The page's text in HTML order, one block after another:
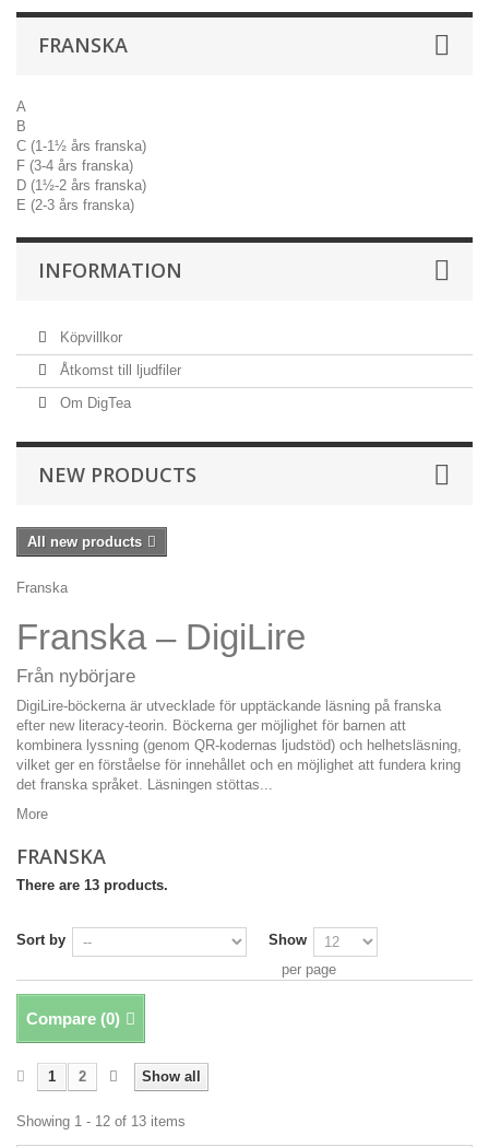
FRANSKA
A
B
C (1-1½ års franska)
F (3-4 års franska)
D (1½-2 års franska)
E (2-3 års franska)
INFORMATION
Köpvillkor
Åtkomst till ljudfiler
Om DigTea
NEW PRODUCTS
All new products
Franska
Franska – DigiLire
Från nybörjare
DigiLire-böckerna är utvecklade för upptäckande läsning på franska
efter new literacy-teorin. Böckerna ger möjlighet för barnen att
kombinera lyssning (genom QR-kodernas ljudstöd) och helhetsläsning,
vilket ger en förståelse för innehållet och en möjlighet att fundera kring
det franska språket. Läsningen stöttas...
More
FRANSKA
There are 13 products.
Sort by
Show
per page
Compare (0)
Show all
1 2
Showing 1 - 12 of 13 items